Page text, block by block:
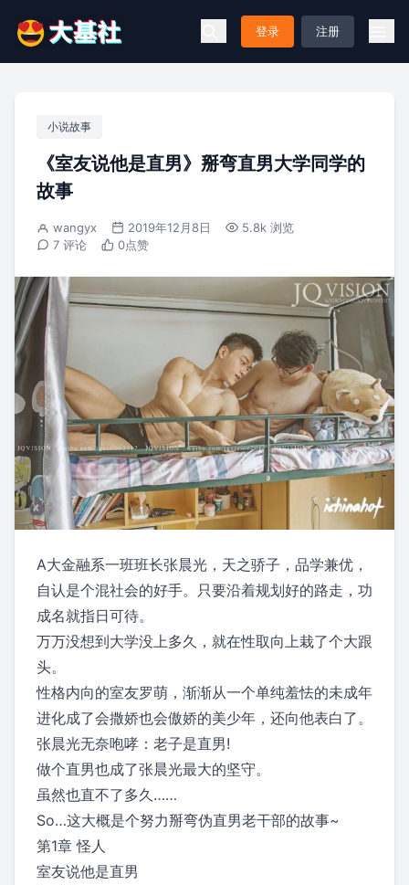
登录 注册
小说故事
《室友说他是直男》掰弯直男大学同学的
故事
wangyx 2019年12月8日
5.8k 浏览
7 评论
0点赞
A大金融系一班班长张晨光，天之骄子，品学兼优，
自认是个混社会的好手。只要沿着规划好的路走，功
成名就指日可待。
万万没想到大学没上多久，就在性取向上栽了个大跟
头。
性格内向的室友罗萌，渐渐从一个单纯羞怯的未成年
进化成了会撒娇也会傲娇的美少年，还向他表白了。
张晨光无奈咆哮：老子是直男!
做个直男也成了张晨光最大的坚守。
虽然也直不了多久……
So…这大概是个努力掰弯伪直男老干部的故事~
第1章 怪人
室友说他是直男